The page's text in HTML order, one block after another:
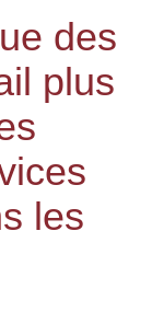
des
plus
les